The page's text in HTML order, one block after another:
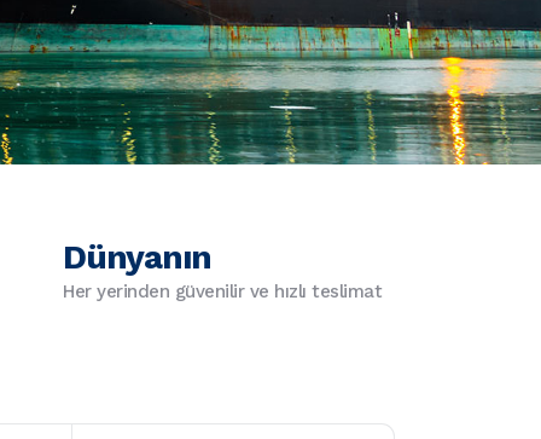
Dünyanın
Her yerinden güvenilir ve hızlı teslimat